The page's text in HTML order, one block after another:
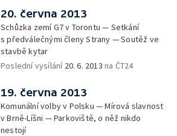
20. června 2013
Schůzka zemí G7 v Torontu — Setkání
s předválečnými členy Strany — Soutěž ve
stavbě kytar
Poslední vysílání 20. 6. 2013 na ČT24
19. června 2013
Komunální volby v Polsku — Mírová slavnost
v Brně-Líšni — Parkoviště, o něž nikdo
nestojí